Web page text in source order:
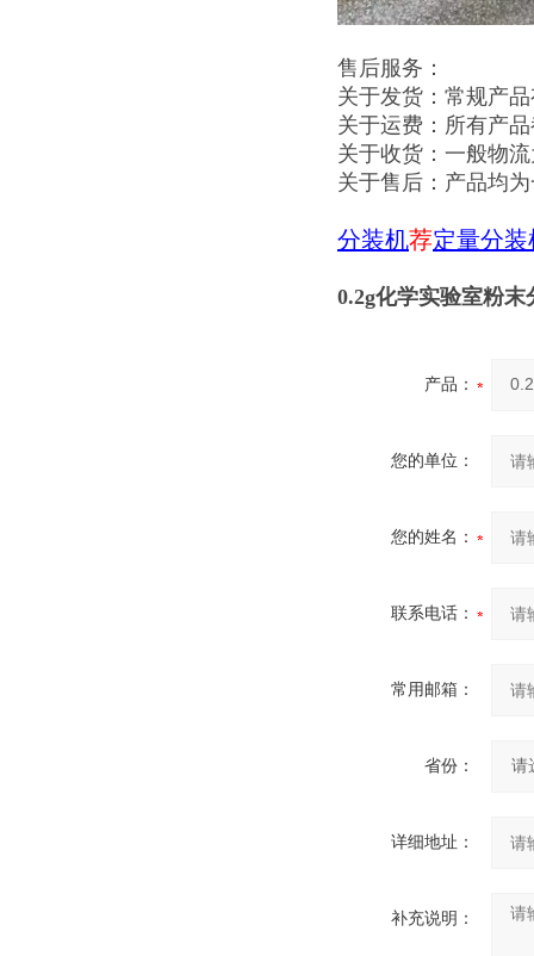
售后服务：
关于发货：常规产
关于运费：所有产
关于收货：一般物
关于售后：产品均
分装机荐定量分装
0.2g化学实验室粉末
产品：
您的单位：
您的姓名：
联系电话：
常用邮箱：
省份：
详细地址：
补充说明：